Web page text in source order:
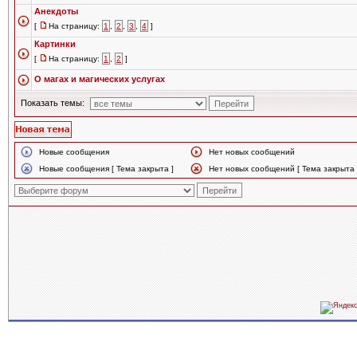
Анекдоты
[ На страницу: 1 2 3 4 ]
Картинки
[ На страницу: 1 2 ]
О магах и магических услугах
Показать темы:
Новые сообщения
Нет новых сообщений
Новые сообщения [ Тема закрыта ]
Нет новых сообщений [ Тема закрыта